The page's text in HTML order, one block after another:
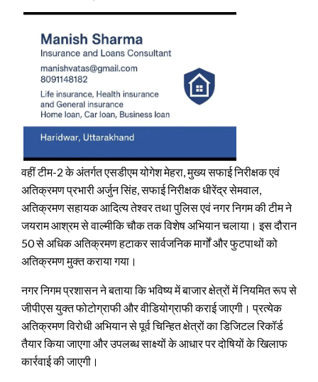
वहीं टीम-2 के अंतर्गत एसडीएम योगेश मेहरा, मुख्य सफाई निरीक्षक एवं
अतिक्रमण प्रभारी अर्जुन सिंह, सफाई निरीक्षक धीरेंद्र सेमवाल,
अतिक्रमण सहायक आदित्य तेश्वर तथा पुलिस एवं नगर निगम की टीम ने
जयराम आश्रम से वाल्मीकि चौक तक विशेष अभियान चलाया। इस दौरान
50 से अधिक अतिक्रमण हटाकर सार्वजनिक मार्गों और फुटपाथों को
अतिक्रमण मुक्त कराया गया।
नगर निगम प्रशासन ने बताया कि भविष्य में बाजार क्षेत्रों में नियमित रूप से
जीपीएस युक्त फोटोग्राफी और वीडियोग्राफी कराई जाएगी। प्रत्येक
अतिक्रमण विरोधी अभियान से पूर्व चिन्हित क्षेत्रों का डिजिटल रिकॉर्ड
तैयार किया जाएगा और उपलब्ध साक्ष्यों के आधार पर दोषियों के खिलाफ
कार्रवाई की जाएगी।